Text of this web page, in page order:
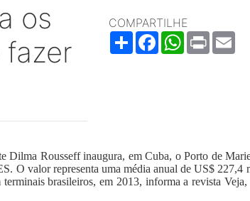
os
COMPARTILHE
ShareFacebookWhatsApp
Print
Dilma Rousseff inaugura, em Cuba, o Porto de
O valor representa uma média anual de US$ 227,4
brasileiros, em 2013, informa a revista